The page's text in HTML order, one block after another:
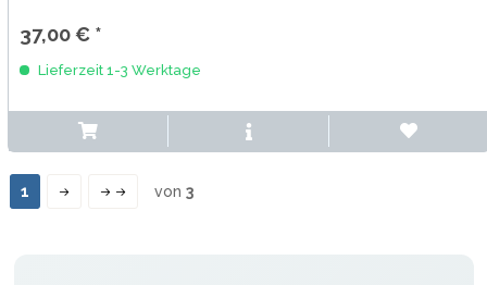
37,00 € *
Lieferzeit 1-3 Werktage
1 von 3